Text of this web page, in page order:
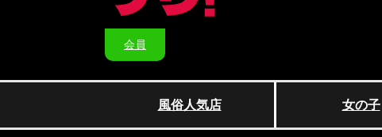
会員
風俗人気店 女の子